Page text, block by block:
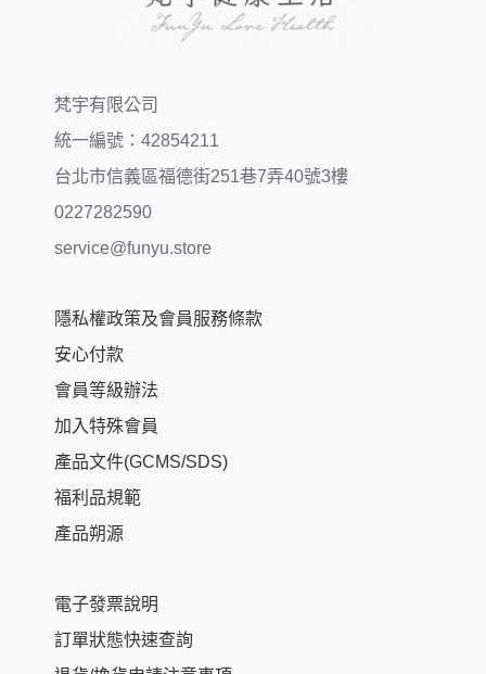
梵宇有限公司
統一編號：42854211
台北市信義區福德街251巷7弄40號3樓
0227282590
service@funyu.store
隱私權政策及會員服務條款
安心付款
會員等級辦法
加入特殊會員
產品文件(GCMS/SDS)
福利品規範
產品朔源
電子發票說明
訂單狀態快速查詢